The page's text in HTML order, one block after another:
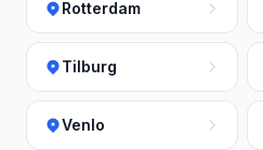
Rotterdam
Tilburg
Venlo